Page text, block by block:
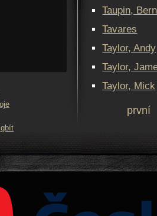
Taupin,
Tavares
Taylor, Andy
Taylor,
Taylor, Mick
první